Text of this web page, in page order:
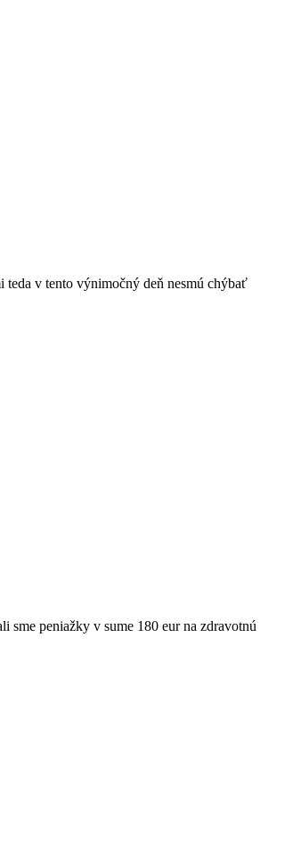
v tento výnimočný deň nesmú chýbať
peniažky v sume 180 eur na zdravotnú